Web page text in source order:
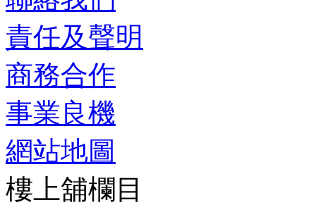
責任及聲明
商務合作
事業良機
網站地圖
樓上舖欄目